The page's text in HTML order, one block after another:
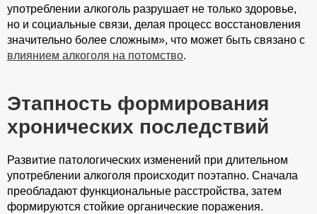
употреблении алкоголь разрушает не только здоровье,
но и социальные связи, делая процесс восстановления
значительно более сложным», что может быть связано с
влиянием алкоголя на потомство.
Этапность формирования
хронических последствий
Развитие патологических изменений при длительном
употреблении алкоголя происходит поэтапно. Сначала
преобладают функциональные расстройства, затем
формируются стойкие органические поражения.